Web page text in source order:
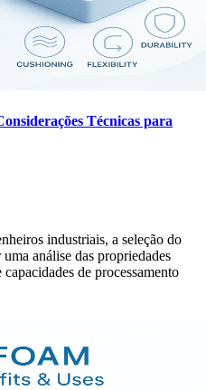
Técnicas para
industriais, a seleção do
análise das propriedades
de processamento